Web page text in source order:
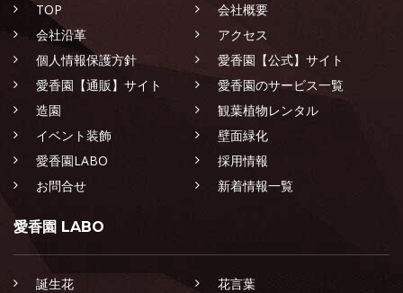
TOP
会社概要
会社沿革
アクセス
個人情報保護方針
愛香園【公式】サイト
愛香園【通販】サイト
愛香園のサービス一覧
造園
観葉植物レンタル
イベント装飾
壁面緑化
愛香園LABO
採用情報
お問合せ
新着情報一覧
愛香園 LABO
誕生花
花言葉